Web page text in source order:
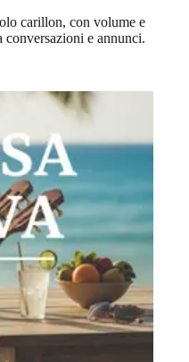
carillon, con volume e
conversazioni e annunci.